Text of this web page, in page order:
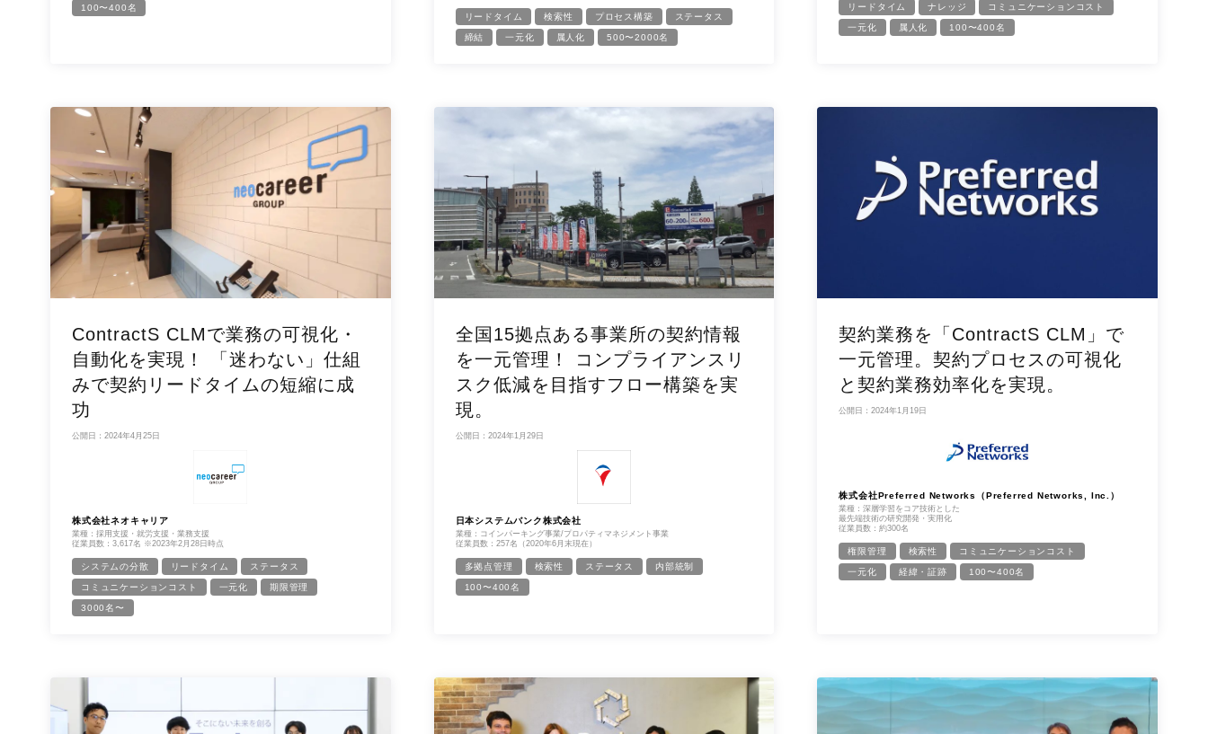
100〜400名
リードタイム 検索性 プロセス構築 ステータス
締結 一元化 属人化 500〜2000名
リードタイム ナレッジ コミュニケーションコスト
一元化 属人化 100〜400名
ContractS CLMで業務の可視化・
自動化を実現！ 「迷わない」仕組
みで契約リードタイムの短縮に成
功
公開日：2024年4月25日
株式会社ネオキャリア
業種：採用支援・就労支援・業務支援
従業員数：3,617名 ※2023年2月28日時点
システムの分散 リードタイム ステータス
コミュニケーションコスト 一元化 期限管理
3000名〜
全国15拠点ある事業所の契約情報
を一元管理！ コンプライアンスリ
スク低減を目指すフロー構築を実
現。
公開日：2024年1月29日
日本システムバンク株式会社
業種：コインパーキング事業/プロパティマネジメント事業
従業員数：257名（2020年6月末現在）
多拠点管理 検索性 ステータス 内部統制
100〜400名
契約業務を「ContractS CLM」で
一元管理。契約プロセスの可視化
と契約業務効率化を実現。
公開日：2024年1月19日
株式会社Preferred Networks（Preferred Networks, Inc.）
業種：深層学習をコア技術とした
最先端技術の研究開発・実用化
従業員数：約300名
権限管理 検索性 コミュニケーションコスト
一元化 経緯・証跡 100〜400名